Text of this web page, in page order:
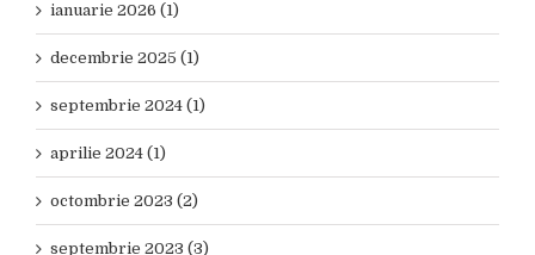
ianuarie 2026 (1)
decembrie 2025 (1)
septembrie 2024 (1)
aprilie 2024 (1)
octombrie 2023 (2)
septembrie 2023 (3)